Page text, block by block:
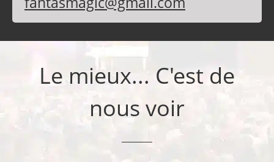
Le mieux... C'est de
nous voir